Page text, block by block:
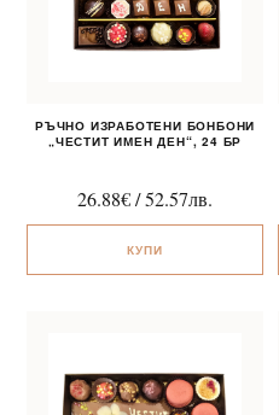
Корпоративни подаръци
РЪЧНО ИЗРАБОТЕНИ БОНБОНИ
„ЧЕСТИТ ИМЕН ДЕН“, 24 БР
26.88€/52.57лв.
КУПИ